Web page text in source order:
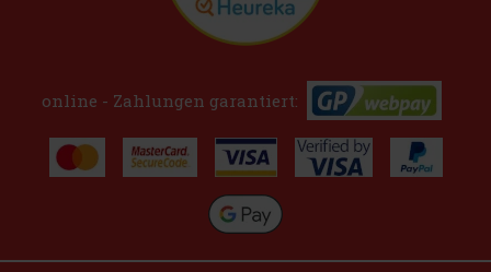
online - Zahlungen garantiert: